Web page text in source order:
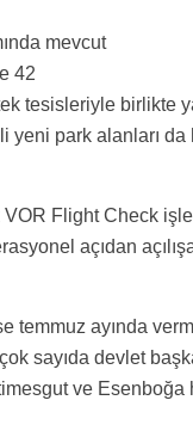
mevcut
42
tesisleriyle birlikte
yeni park alanları da
Flight Check
açıdan
temmuz ayında
sayıda devlet
ve Esenboğa